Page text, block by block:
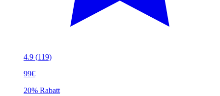
4.9 (119)
99€
20% Rabatt